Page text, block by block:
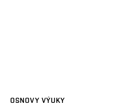
OSNOVY VÝUKY